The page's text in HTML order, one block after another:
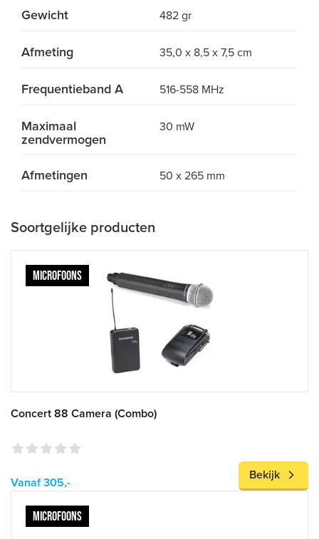
Gewicht 482 gr
Afmeting 35,0 x 8,5 x 7,5 cm
Frequentieband A 516-558 MHz
Maximaal
zendvermogen
30 mW
Afmetingen 50 x 265 mm
Soortgelijke producten
MICROFOONS
Concert 88 Camera (Combo)
Vanaf 305,-
Bekijk
MICROFOONS